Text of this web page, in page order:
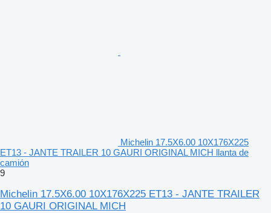
Michelin 17.5X6.00 10X176X225
ET13 - JANTE TRAILER 10 GAURI ORIGINAL MICH llanta de
camión
9
Michelin 17.5X6.00 10X176X225 ET13 - JANTE TRAILER
10 GAURI ORIGINAL MICH